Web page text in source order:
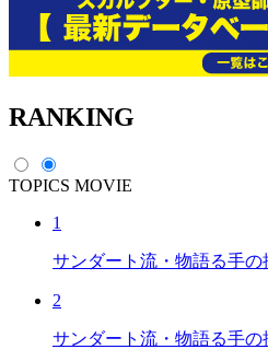
RANKING
TOPICS MOVIE
1
サンダート流・物語る手
2
サンダート流・物語る手